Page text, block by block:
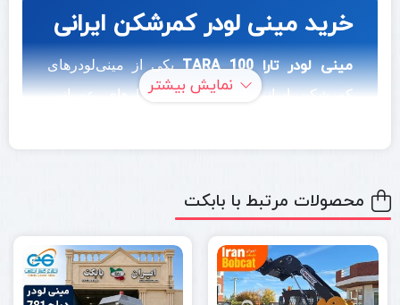
خرید مینی لودر کمرشکن ایرانی
مینی لودر تارا TARA 100
یکی از مینی‌لودرهای
کمرشکن ایرانی است که برای کارهای عمرانی،
انبارداری و جابه‌جایی مصالح طراحی شده است. این
مفصلی، ظرفیت کاری بالا و ابعاد کاربردی، گزینه‌ای
مناسب برای پیمانکاران، شهرداری‌ها، دهیاری‌ها،
کارخانه‌ها و مجموعه‌های صنعتی محسوب می‌شود.
نمایش بیشتر
محصولات مرتبط با بابکت